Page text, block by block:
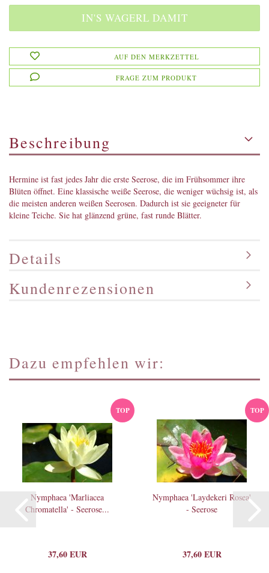
AUF DEN MERKZETTEL
FRAGE ZUM PRODUKT
Beschreibung
Hermine ist fast jedes Jahr die erste Seerose, die im Frühsommer ihre
Blüten öffnet. Eine klassische weiße Seerose, die weniger wüchsig ist, als
die meisten anderen weißen Seerosen. Dadurch ist sie geeigneter für
kleine Teiche. Sie hat glänzend grüne, fast runde Blätter.
Details
Kundenrezensionen
Dazu empfehlen wir:
TOP
Nymphaea 'Marliacea
Chromatella' - Seerose...
37,60 EUR
TOP
Nymphaea 'Laydekeri Rosea'
- Seerose
37,60 EUR